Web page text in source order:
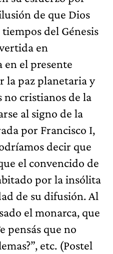
de que Dios
del Génesis
en
el presente
la paz planetaria y
no cristianos de la
al signo de la
por Francisco I,
decir que
el convencido de
por la insólita
de su difusión. Al
el monarca, que
pensás que no
etc. (Postel